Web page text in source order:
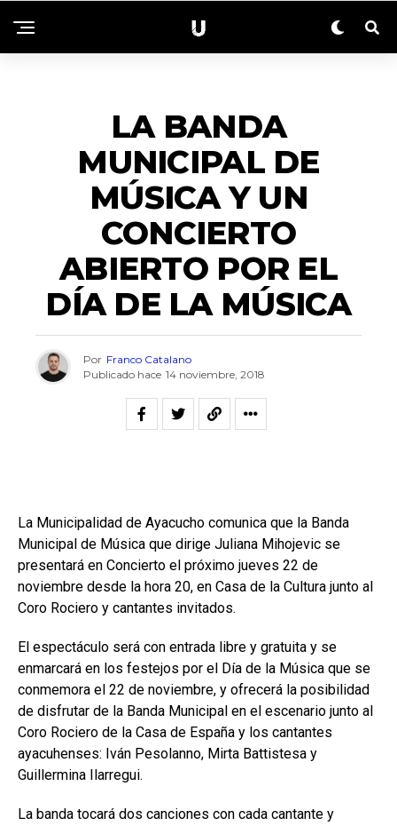
LA BANDA
MUNICIPAL DE
MÚSICA Y UN
CONCIERTO
ABIERTO POR EL
DÍA DE LA MÚSICA
Por Franco Catalano
Publicado hace 14 noviembre, 2018
La Municipalidad de Ayacucho comunica que la Banda
Municipal de Música que dirige Juliana Mihojevic se
presentará en Concierto el próximo jueves 22 de
noviembre desde la hora 20, en Casa de la Cultura junto al
Coro Rociero y cantantes invitados.
El espectáculo será con entrada libre y gratuita y se
enmarcará en los festejos por el Día de la Música que se
conmemora el 22 de noviembre, y ofrecerá la posibilidad
de disfrutar de la Banda Municipal en el escenario junto al
Coro Rociero de la Casa de España y los cantantes
ayacuhenses: Iván Pesolanno, Mirta Battistesa y
Guillermina Ilarregui.
La banda tocará dos canciones con cada cantante y